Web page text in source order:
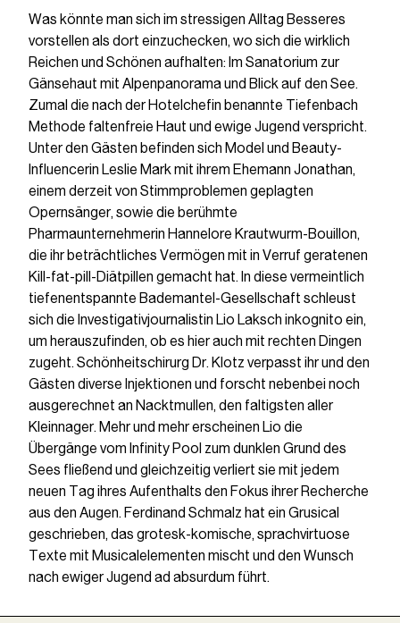
Was könnte man sich im stressigen Alltag Besseres
vorstellen als dort einzuchecken, wo sich die wirklich
Reichen und Schönen aufhalten: Im Sanatorium zur
Gänsehaut mit Alpenpanorama und Blick auf den See.
Zumal die nach der Hotelchefin benannte Tiefenbach
Methode faltenfreie Haut und ewige Jugend verspricht.
Unter den Gästen befinden sich Model und Beauty-
Influencerin Leslie Mark mit ihrem Ehemann Jonathan,
einem derzeit von Stimmproblemen geplagten
Opernsänger, sowie die berühmte
Pharmaunternehmerin Hannelore Krautwurm-Bouillon,
die ihr beträchtliches Vermögen mit in Verruf geratenen
Kill-fat-pill-Diätpillen gemacht hat. In diese vermeintlich
tiefenentspannte Bademantel-Gesellschaft schleust
sich die Investigativjournalistin Lio Laksch inkognito ein,
um herauszufinden, ob es hier auch mit rechten Dingen
zugeht. Schönheitschirurg Dr. Klotz verpasst ihr und den
Gästen diverse Injektionen und forscht nebenbei noch
ausgerechnet an Nacktmullen, den faltigsten aller
Kleinnager. Mehr und mehr erscheinen Lio die
Übergänge vom Infinity Pool zum dunklen Grund des
Sees fließend und gleichzeitig verliert sie mit jedem
neuen Tag ihres Aufenthalts den Fokus ihrer Recherche
aus den Augen. Ferdinand Schmalz hat ein Grusical
geschrieben, das grotesk-komische, sprachvirtuose
Texte mit Musicalelementen mischt und den Wunsch
nach ewiger Jugend ad absurdum führt.